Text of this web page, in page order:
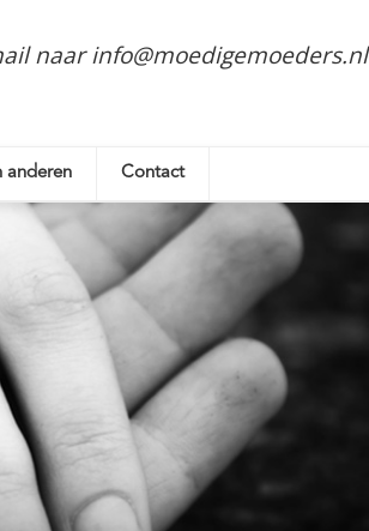
naar info@moedigemoeders.nl
anderen Contact